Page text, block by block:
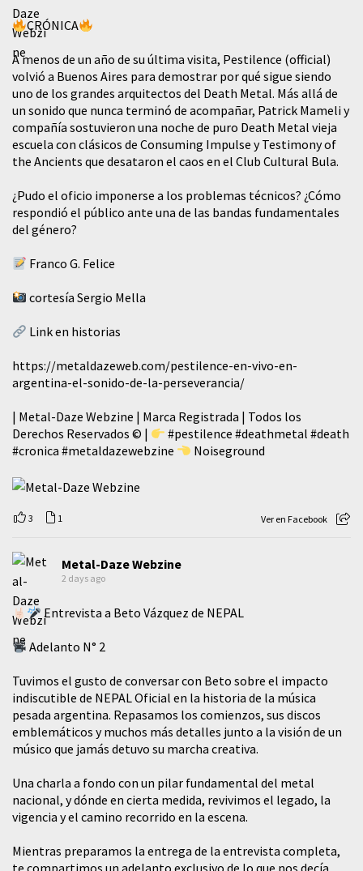
CRÓNICA
A menos de un año de su última visita, Pestilence (official)
volvió a Buenos Aires para demostrar por qué sigue siendo
uno de los grandes arquitectos del Death Metal. Más allá de
un sonido que nunca terminó de acompañar, Patrick Mameli y
compañía sostuvieron una noche de puro Death Metal vieja
escuela con clásicos de Consuming Impulse y Testimony of
the Ancients que desataron el caos en el Club Cultural Bula.
¿Pudo el oficio imponerse a los problemas técnicos? ¿Cómo
respondió el público ante una de las bandas fundamentales
del género?
Franco G. Felice
cortesía Sergio Mella
Link en historias
https://metaldazeweb.com/pestilence-en-vivo-en-
argentina-el-sonido-de-la-perseverancia/
| Metal-Daze Webzine | Marca Registrada | Todos los
Derechos Reservados © |
#pestilence #deathmetal #death
#cronica #metaldazewebzine Noiseground
3 1 Ver en Facebook
Metal-Daze Webzine
2 days ago
Entrevista a Beto Vázquez de NEPAL
Adelanto N° 2
Tuvimos el gusto de conversar con Beto sobre el impacto
indiscutible de NEPAL Oficial en la historia de la música
pesada argentina. Repasamos los comienzos, sus discos
emblemáticos y muchos más detalles junto a la visión de un
músico que jamás detuvo su marcha creativa.
​Una charla a fondo con un pilar fundamental del metal
nacional, y dónde en cierta medida, revivimos el legado, la
vigencia y el camino recorrido en la escena.
Mientras preparamos la entrega de la entrevista completa,